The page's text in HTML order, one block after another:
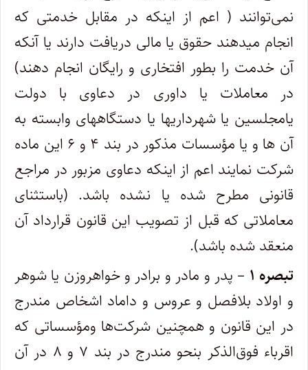
نمی‌توانند (‌ اعم از اینکه در مقابل خدمتی که‌
انجام میدهند حقوق یا مالی دریافت دارند یا آنکه
آن خدمت را بطور افتخاری و رایگان انجام دهند)
در معاملات یا داوری در دعاوی با دولت
یا‌مجلسین یا شهرداریها یا دستگاههای وابسته به
آن ها و یا مؤسسات مذکور در بند ۴ و ۶ این ماده
شرکت نمایند اعم از اینکه دعاوی مزبور در مراجع‌
قانونی مطرح شده یا نشده باشد. (‌باستثنای
معاملاتی که قبل از تصویب این قانون قرارداد آن
منعقد شده باشد).
تبصره ۱
– پدر و مادر و برادر و خواهروزن یا شوهر
و اولاد بلافصل و عروس و داماد اشخاص مندرج
در این قانون و همچنین شرکت‌ها و‌مؤسساتی که
اقرباء فوق‌الذکر بنحو مندرج در بند ۷ و ۸ در آن